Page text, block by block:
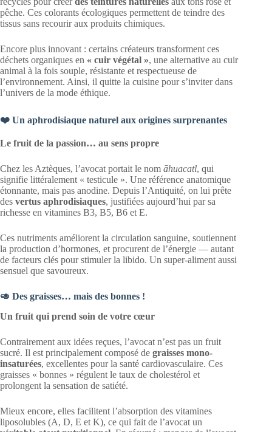
pêche. Ces colorants écologiques permettent de teindre des
tissus sans recourir aux produits chimiques.
Encore plus innovant : certains créateurs transforment ces
déchets organiques en « cuir végétal », une alternative au cuir
animal à la fois souple, résistante et respectueuse de
l’environnement. Ainsi, il quitte la cuisine pour s’inviter dans
l’univers de la mode éthique.
❤️ Un aphrodisiaque naturel aux origines surprenantes
Le fruit de la passion… au sens propre
Chez les Aztèques, l’avocat portait le nom āhuacatl, qui
signifie littéralement « testicule ». Une référence anatomique
étonnante, mais pas anodine. Depuis l’Antiquité, on lui prête
des vertus aphrodisiaques, justifiées aujourd’hui par sa
richesse en vitamines B3, B5, B6 et E.
Ces nutriments améliorent la circulation sanguine, soutiennent
la production d’hormones, et procurent de l’énergie — autant
de facteurs clés pour stimuler la libido. Un super-aliment aussi
sensuel que savoureux.
🥑 Des graisses… mais des bonnes !
Un fruit qui prend soin de votre cœur
Contrairement aux idées reçues, l’avocat n’est pas un fruit
sucré. Il est principalement composé de graisses mono-
insaturées, excellentes pour la santé cardiovasculaire. Ces
graisses « bonnes » régulent le taux de cholestérol et
prolongent la sensation de satiété.
Mieux encore, elles facilitent l’absorption des vitamines
liposolubles (A, D, E et K), ce qui fait de l’avocat un